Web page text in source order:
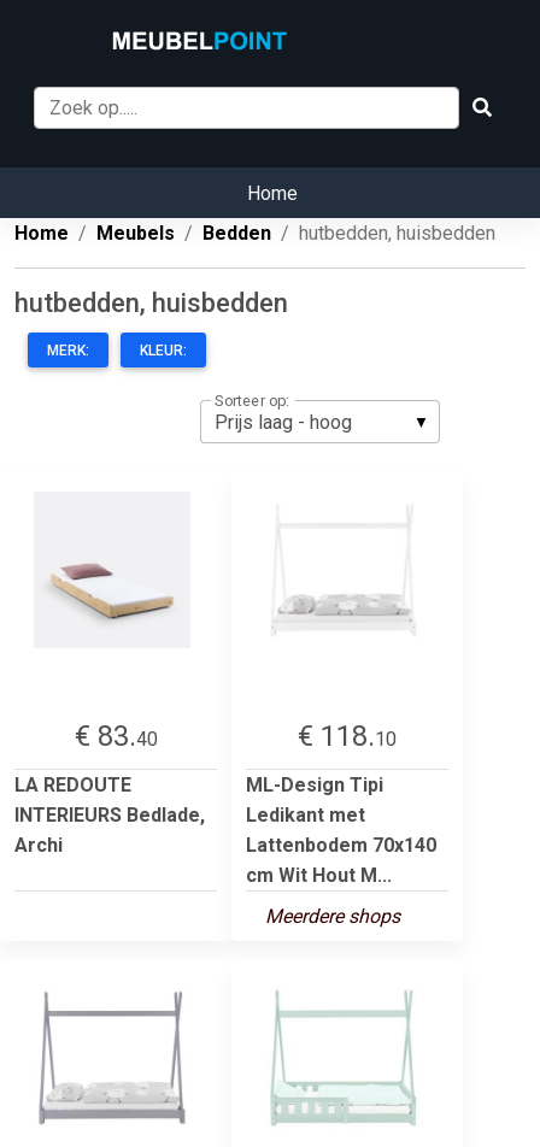
Home
Home
Meubels Bedden hutbedden, huisbedden
hutbedden, huisbedden
MERK: KLEUR:
Sorteer op:
€ 83.40
LA REDOUTE
INTERIEURS Bedlade,
Archi
€ 118.10
ML-Design Tipi
Ledikant met
Lattenbodem 70x140
cm Wit Hout M...
Meerdere shops